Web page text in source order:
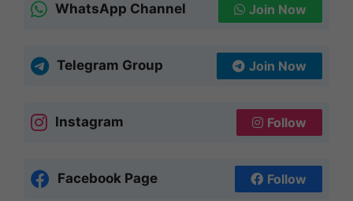
WhatsApp Channel Join Now
Telegram Group Join Now
Instagram Follow
Facebook Page Follow